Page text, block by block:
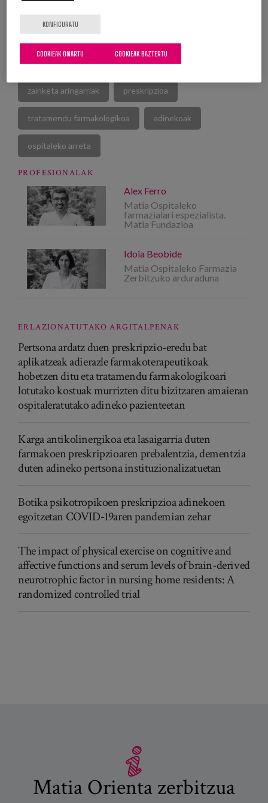
bizitzaren amaiera
pertsonarengan oinarritutako preskripzioa
zainketa aringarriak preskripzioa
tratamendu farmakologikoa adinekoak
ospitaleko arreta
PROFESIONALAK
Alex Ferro
Matia Ospitaleko
farmazialari espezialista.
Matia Fundazioa
Idoia Beobide
Matia Ospitaleko Farmazia
Zerbitzuko arduraduna
ERLAZIONATUTAKO ARGITALPENAK
Pertsona ardatz duen preskripzio-eredu bat
aplikatzeak adierazle farmakoterapeutikoak
hobetzen ditu eta tratamendu farmakologikoari
lotutako kostuak murrizten ditu bizitzaren amaieran
ospitaleratutako adineko pazienteetan
Karga antikolinergikoa eta lasaigarria duten
farmakoen preskripzioaren prebalentzia, dementzia
duten adineko pertsona instituzionalizatuetan
Botika psikotropikoen preskripzioa adinekoen
egoitzetan COVID-19aren pandemian zehar
The impact of physical exercise on cognitive and
affective functions and serum levels of brain-derived
neurotrophic factor in nursing home residents: A
randomized controlled trial
Matia Orienta zerbitzua
KONFIGURATU
COOKIEAK BAZTERTU
COOKIEAK ONARTU